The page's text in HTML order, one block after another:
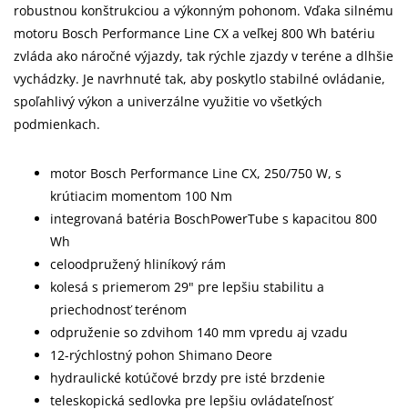
robustnou konštrukciou a výkonným pohonom. Vďaka silnému
motoru Bosch Performance Line CX a veľkej 800 Wh batériu
zvláda ako náročné výjazdy, tak rýchle zjazdy v teréne a dlhšie
vychádzky. Je navrhnuté tak, aby poskytlo stabilné ovládanie,
spoľahlivý výkon a univerzálne využitie vo všetkých
podmienkach.
motor Bosch Performance Line CX, 250/750 W, s
krútiacim momentom 100 Nm
integrovaná batéria BoschPowerTube s kapacitou 800
Wh
celoodpružený hliníkový rám
kolesá s priemerom 29" pre lepšiu stabilitu a
priechodnosť terénom
odpruženie so zdvihom 140 mm vpredu aj vzadu
12-rýchlostný pohon Shimano Deore
hydraulické kotúčové brzdy pre isté brzdenie
teleskopická sedlovka pre lepšiu ovládateľnosť